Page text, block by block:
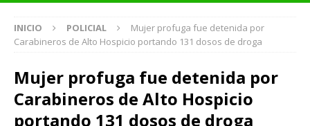
INICIO POLICIAL
Mujer profuga fue detenida por
Carabineros de Alto Hospicio portando 131 dosos de droga
Mujer profuga fue detenida por
Carabineros de Alto Hospicio
portando 131 dosos de droga